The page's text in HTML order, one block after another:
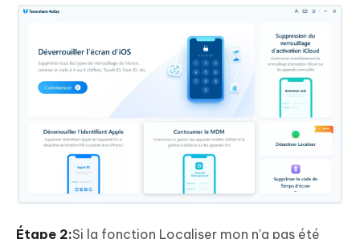
Étape 2:Si la fonction Localiser mon n'a pas été